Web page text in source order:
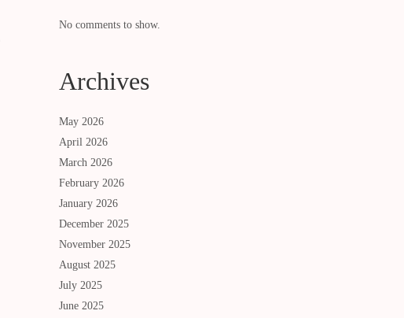
No comments to show.
Archives
May 2026
April 2026
March 2026
February 2026
January 2026
December 2025
November 2025
August 2025
July 2025
June 2025